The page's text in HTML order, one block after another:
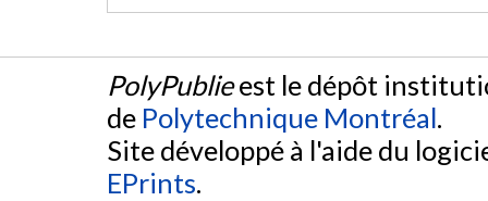
PolyPublieest le dépôt
de Polytechnique Montréal.
Site développé à l'aide du
EPrints.